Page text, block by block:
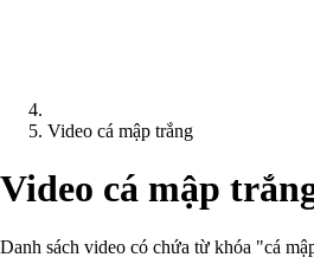
Video cá mập trắng
Video cá mập
Danh sách video có chứa từ khóa "cá